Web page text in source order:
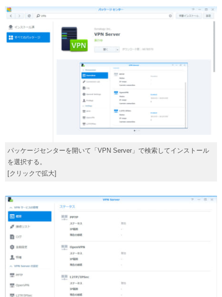
パッケージセンターを開いて「VPN Server」で検索してインストール
を選択する。
[クリックで拡大]